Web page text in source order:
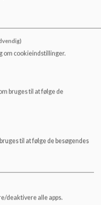
lukkedage, som
30. marts til og med
pasning i et andet
d. 15. maj - (Der tilbydes
alternativ pasning)
pasning)
pasning i et andet
om cookieindstillinger.
bruges til at følge de
til at følge de besøgendes
deaktivere alle apps.